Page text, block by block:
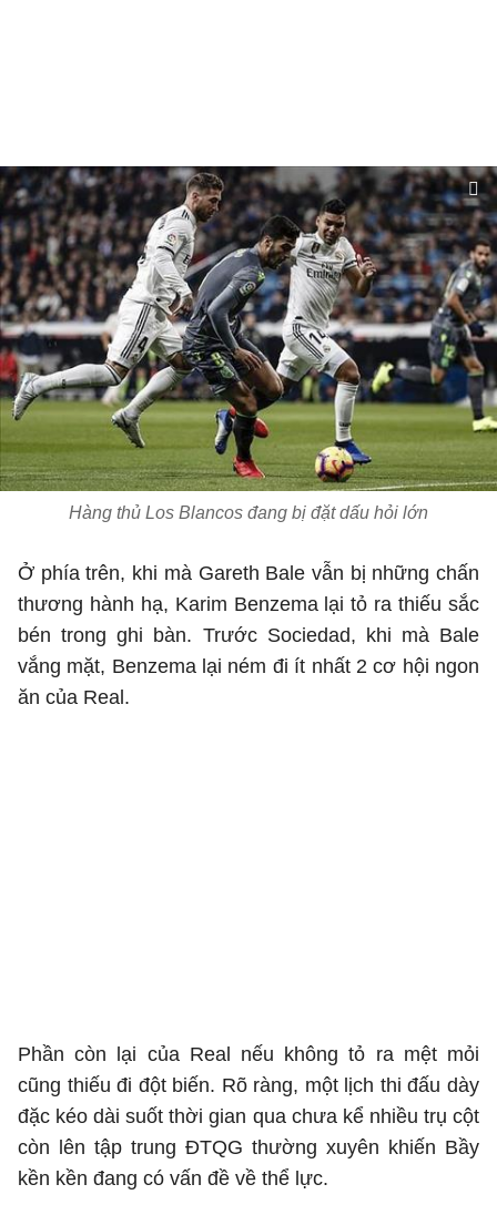
Hàng thủ Los Blancos đang bị đặt dấu hỏi lớn
Ở phía trên, khi mà Gareth Bale vẫn bị những chấn
thương hành hạ, Karim Benzema lại tỏ ra thiếu sắc
bén trong ghi bàn. Trước Sociedad, khi mà Bale
vắng mặt, Benzema lại ném đi ít nhất 2 cơ hội ngon
ăn của Real.
Phần còn lại của Real nếu không tỏ ra mệt mỏi
cũng thiếu đi đột biến. Rõ ràng, một lịch thi đấu dày
đặc kéo dài suốt thời gian qua chưa kể nhiều trụ cột
còn lên tập trung ĐTQG thường xuyên khiến Bầy
kền kền đang có vấn đề về thể lực.